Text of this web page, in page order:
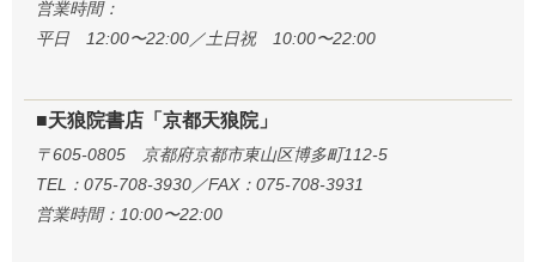
営業時間：
平日 12:00〜22:00／土日祝 10:00〜22:00
■天狼院書店「京都天狼院」
〒605-0805 京都府京都市東山区博多町112-5
TEL：075-708-3930／FAX：075-708-3931
営業時間：10:00〜22:00